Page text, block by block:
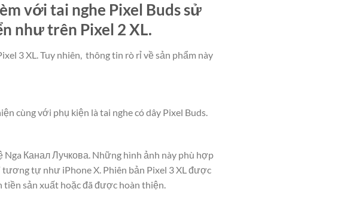
với tai nghe Pixel Buds sử
như trên Pixel 2 XL.
3 XL. Tuy nhiên, thông tin rò rỉ về sản phẩm này
cùng với phụ kiện là tai nghe có dây Pixel Buds.
Nga Канал Лучкова. Những hình ảnh này phù hợp
tự như iPhone X. Phiên bản Pixel 3 XL được
tiền sản xuất hoặc đã được hoàn thiện.